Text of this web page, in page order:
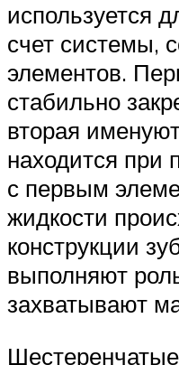
используется
счет системы,
элементов.
стабильно
вторая
находится при
с первым
жидкости
конструкции
выполняют
захватывают